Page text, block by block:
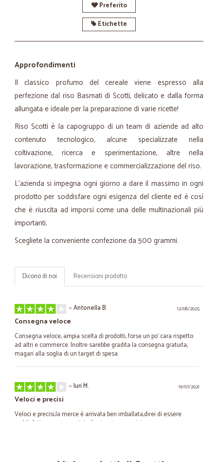
Preferito
Etichette
Approfondimenti
Il classico profumo del cereale viene espresso alla
perfezione dal riso Basmati di Scotti, delicato e dalla forma
allungata e ideale per la preparazione di varie ricette!
Riso Scotti è la capogruppo di un team di aziende ad alto
contenuto tecnologico, alcune specializzate nella
coltivazione, ricerca e sperimentazione, altre nella
lavorazione, trasformazione e commercializzazione del riso.
L'azienda si impegna ogni giorno a dare il massimo in ogni
prodotto per soddisfare ogni esigenza del cliente ed è così
che è riuscita ad imporsi come una delle multinazionali più
importanti.
Scegliete la conveniente confezione da 500 grammi.
Dicono di noi Recensioni prodotto
12/08/2025
—Antonella B.
Consegna veloce
Consegna veloce, ampia scelta di prodotti, forse un po’ cara rispetto
ad altri e commerce. Inoltre sarebbe gradita la consegna gratuita,
magari alla soglia di un target di spesa
19/07/2021
—Iuri M.
Veloci e precisi
Veloci e precisi,la merce è arrivata ben imballata,direi di essere
soddisfatto per essere stato il mio primo acquisto.